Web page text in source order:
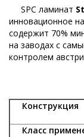
SPC ламинат
инновационное
содержит 70%
на заводах с
контролем
Конструкция
Класс